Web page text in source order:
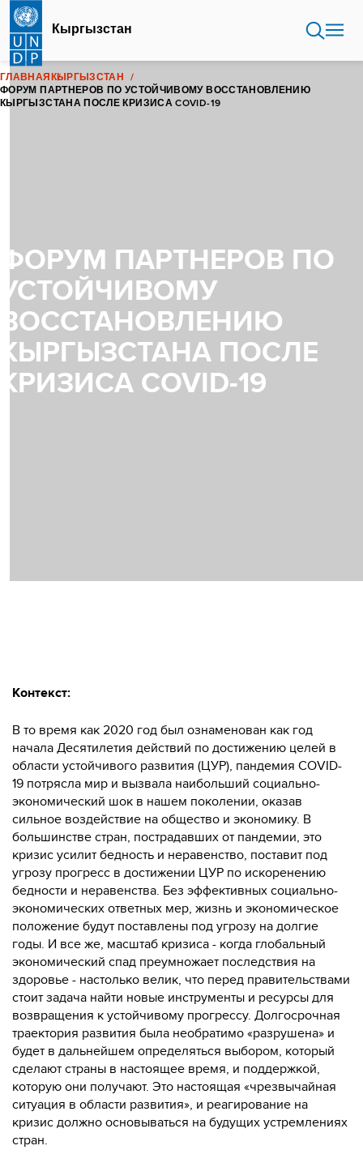
Перейти
основному
содержанию
Кыргызстан
ГЛАВНАЯ КЫРГЫЗСТАН
ФОРУМ ПАРТНЕРОВ ПО УСТОЙЧИВОМУ ВОССТАНОВЛЕНИЮ
КЫРГЫЗСТАНА ПОСЛЕ КРИЗИСА COVID-19
ФОРУМ ПАРТНЕРОВ ПО
УСТОЙЧИВОМУ
ВОССТАНОВЛЕНИЮ
КЫРГЫЗСТАНА ПОСЛЕ
КРИЗИСА COVID-19
Контекст:
В то время как 2020 год был ознаменован как год
начала Десятилетия действий по достижению целей в
области устойчивого развития (ЦУР), пандемия COVID-
19 потрясла мир и вызвала наибольший социально-
экономический шок в нашем поколении, оказав
сильное воздействие на общество и экономику. В
большинстве стран, пострадавших от пандемии, это
кризис усилит бедность и неравенство, поставит под
угрозу прогресс в достижении ЦУР по искоренению
бедности и неравенства. Без эффективных социально-
экономических ответных мер, жизнь и экономическое
положение будут поставлены под угрозу на долгие
годы. И все же, масштаб кризиса - когда глобальный
экономический спад преумножает последствия на
здоровье - настолько велик, что перед правительствами
стоит задача найти новые инструменты и ресурсы для
возвращения к устойчивому прогрессу. Долгосрочная
траектория развития была необратимо «разрушена» и
будет в дальнейшем определяться выбором, который
сделают страны в настоящее время, и поддержкой,
которую они получают. Это настоящая «чрезвычайная
ситуация в области развития», и реагирование на
кризис должно основываться на будущих устремлениях
стран.